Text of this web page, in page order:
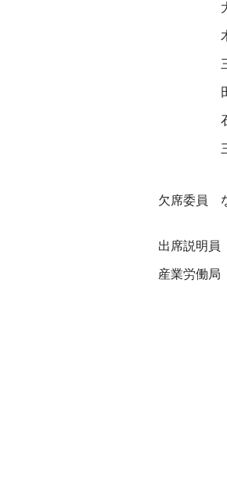
欠席委員
出席説明員
産業労働局